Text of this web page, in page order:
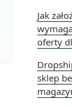
Jak
oferty
sklep